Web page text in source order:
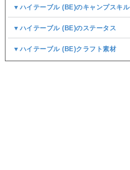
▼ハイテーブル (BE)のキャンプスキル
▼ハイテーブル (BE)のステータス
▼ハイテーブル (BE)クラフト素材